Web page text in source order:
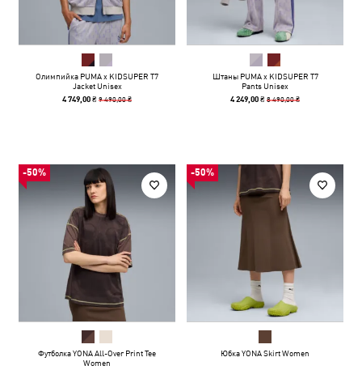
Олимпийка PUMA x KIDSUPER T7
Jacket Unisex
4 749,00 ₴9 490,00 ₴
Штаны PUMA x KIDSUPER T7
Pants Unisex
4 249,00 ₴8 490,00 ₴
-50%
Футболка YONA All-Over Print Tee
Women
-50%
Юбка YONA Skirt Women